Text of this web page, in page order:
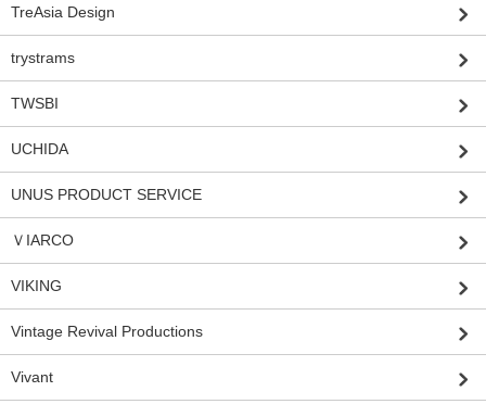
TreAsia Design
trystrams
TWSBI
UCHIDA
UNUS PRODUCT SERVICE
ＶIARCO
VIKING
Vintage Revival Productions
Vivant